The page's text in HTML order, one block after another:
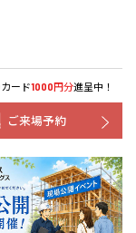
ード1000円分進呈中！
ご来場予約